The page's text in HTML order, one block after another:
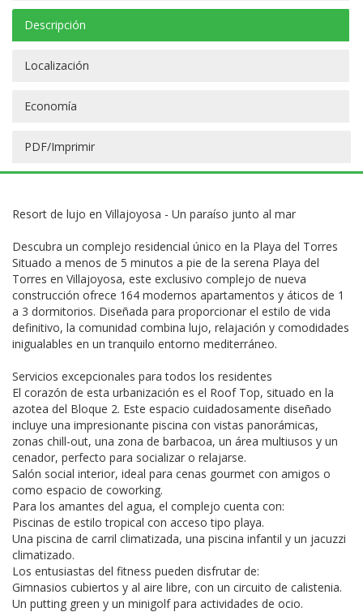
Descripción
Localización
Economía
PDF/Imprimir
Resort de lujo en Villajoyosa - Un paraíso junto al mar
Descubra un complejo residencial único en la Playa del Torres
Situado a menos de 5 minutos a pie de la serena Playa del
Torres en Villajoyosa, este exclusivo complejo de nueva
construcción ofrece 164 modernos apartamentos y áticos de 1
a 3 dormitorios. Diseñada para proporcionar el estilo de vida
definitivo, la comunidad combina lujo, relajación y comodidades
inigualables en un tranquilo entorno mediterráneo.
Servicios excepcionales para todos los residentes
El corazón de esta urbanización es el Roof Top, situado en la
azotea del Bloque 2. Este espacio cuidadosamente diseñado
incluye una impresionante piscina con vistas panorámicas,
zonas chill-out, una zona de barbacoa, un área multiusos y un
cenador, perfecto para socializar o relajarse.
Salón social interior, ideal para cenas gourmet con amigos o
como espacio de coworking.
Para los amantes del agua, el complejo cuenta con:
Piscinas de estilo tropical con acceso tipo playa.
Una piscina de carril climatizada, una piscina infantil y un jacuzzi
climatizado.
Los entusiastas del fitness pueden disfrutar de:
Gimnasios cubiertos y al aire libre, con un circuito de calistenia.
Un putting green y un minigolf para actividades de ocio.